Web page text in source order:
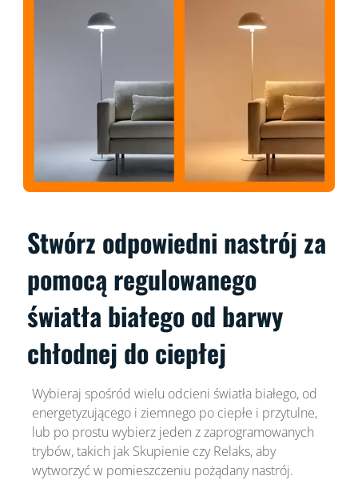
Stwórz odpowiedni nastrój za
pomocą regulowanego
światła białego od barwy
chłodnej do ciepłej
Wybieraj spośród wielu odcieni światła białego, od
energetyzującego i ziemnego po ciepłe i przytulne,
lub po prostu wybierz jeden z zaprogramowanych
trybów, takich jak Skupienie czy Relaks, aby
wytworzyć w pomieszczeniu pożądany nastrój.